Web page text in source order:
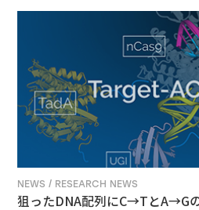
NEWS / RESEARCH NEWS
狙ったDNA配列にC→TとA→G